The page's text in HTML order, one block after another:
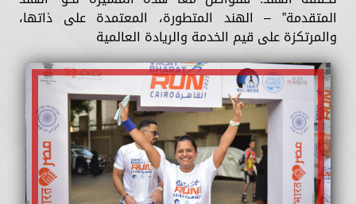
المتقدمة” – الهند المتطورة، المعتمدة على ذاتها،
والمرتكزة على قيم الخدمة والريادة العالمية